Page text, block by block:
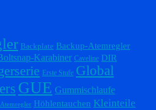
Backplate Backup-Atemregler
Karabiner Caveline DIR
Erste Stufe Global
GUE Gummischlaufe
Höhlentauchen Kleinteile